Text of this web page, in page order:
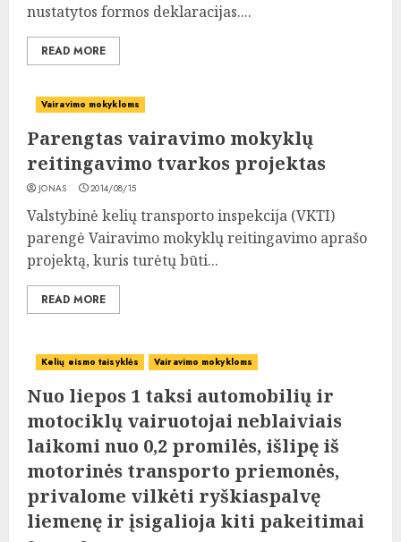
nustatytos formos deklaracijas....
READ MORE
Vairavimo mokykloms
Parengtas vairavimo mokyklų
reitingavimo tvarkos projektas
JONAS 2014/08/15
Valstybinė kelių transporto inspekcija (VKTI)
parengė Vairavimo mokyklų reitingavimo aprašo
projektą, kuris turėtų būti...
READ MORE
Kelių eismo taisyklės Vairavimo mokykloms
Nuo liepos 1 taksi automobilių ir
motociklų vairuotojai neblaiviais
laikomi nuo 0,2 promilės, išlipę iš
motorinės transporto priemonės,
privalome vilkėti ryškiaspalvę
liemenę ir įsigalioja kiti pakeitimai